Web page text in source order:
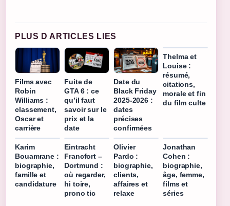
PLUS D ARTICLES LIES
Films avec
Robin
Williams :
classement,
Oscar et
carrière
Fuite de
GTA 6 : ce
qu’il faut
savoir sur le
prix et la
date
Date du
Black Friday
2025-2026 :
dates
précises
confirmées
Thelma et
Louise :
résumé,
citations,
morale et fin
du film culte
Karim
Bouamrane :
biographie,
famille et
candidature
Eintracht
Francfort –
Dortmund :
où regarder,
hi toire,
prono tic
Olivier
Pardo :
biographie,
clients,
affaires et
relaxe
Jonathan
Cohen :
biographie,
âge, femme,
films et
séries